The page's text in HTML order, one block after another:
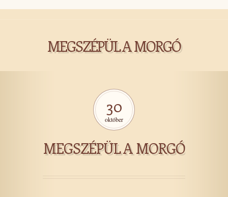
MEGSZÉPÜL A MORGÓ
30
október
MEGSZÉPÜL A MORGÓ